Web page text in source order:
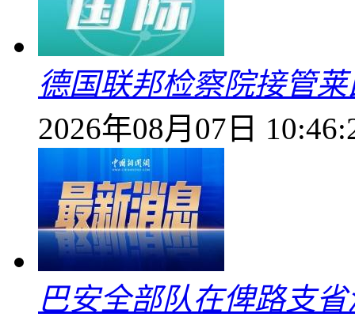
德国联邦检察院接管
2026年08月07日
巴安全部队在俾路支